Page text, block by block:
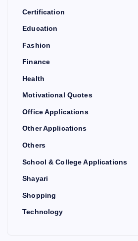
Certification
Education
Fashion
Finance
Health
Motivational Quotes
Office Applications
Other Applications
Others
School & College Applications
Shayari
Shopping
Technology